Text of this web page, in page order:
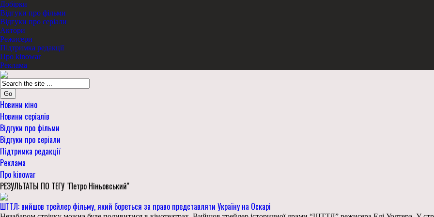
Добірки
Відгуки про фільми
Відгуки про серіали
Актори
Режисери
Підтримка редакції
Про kinowar
Реклама
Go
Новини кіно
Новини серіалів
Відгуки про фільми
Відгуки про серіали
Підтримка редакції
Реклама
Про kinowar
РЕЗУЛЬТАТЫ ПО ТЕГУ "Петро Ніньовський"
ШТТЛ: вийшов трейлер фільму, який бореться за право представляти Україну на Оскарі